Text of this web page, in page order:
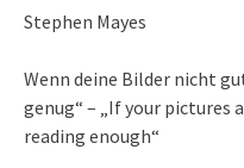
Stephen Mayes
Wenn deine Bilder nicht
genug“ – „If your pictures
reading enough“